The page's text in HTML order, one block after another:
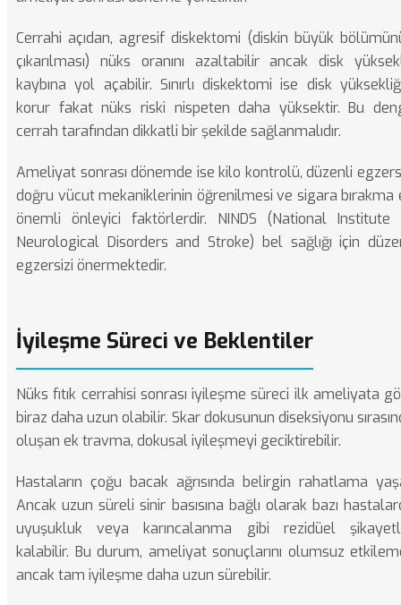
Cerrahi açıdan, agresif diskektomi (diskin büyük
çıkarılması) nüks oranını azaltabilir ancak disk
kaybına yol açabilir. Sınırlı diskektomi ise disk
korur fakat nüks riski nispeten daha yüksektir. Bu
cerrah tarafından dikkatli bir şekilde sağlanmalıdır.
Ameliyat sonrası dönemde ise kilo kontrolü, düzenli
doğru vücut mekaniklerinin öğrenilmesi ve sigara bırakma
önemli önleyici faktörlerdir. NINDS (National Institute
Neurological Disorders and Stroke) bel sağlığı için
egzersizi önermektedir.
İyileşme Süreci ve Beklentiler
Nüks fıtık cerrahisi sonrası iyileşme süreci ilk ameliyata
biraz daha uzun olabilir. Skar dokusunun diseksiyonu
oluşan ek travma, dokusal iyileşmeyi geciktirebilir.
Hastaların çoğu bacak ağrısında belirgin rahatlama
Ancak uzun süreli sinir basısına bağlı olarak bazı
uyuşukluk veya karıncalanma gibi rezidüel
kalabilir. Bu durum, ameliyat sonuçlarını olumsuz
ancak tam iyileşme daha uzun sürebilir.